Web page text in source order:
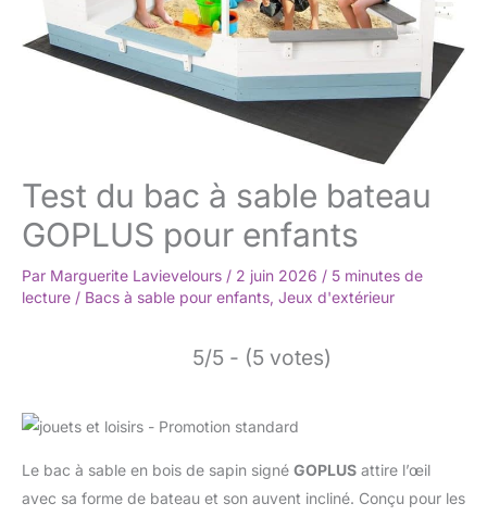
Test du bac à sable bateau
GOPLUS pour enfants
Par Marguerite Lavievelours / 2 juin 2026 / 5 minutes de
lecture / Bacs à sable pour enfants, Jeux d'extérieur
5/5 - (5 votes)
Le bac à sable en bois de sapin signé GOPLUS attire l’œil
avec sa forme de bateau et son auvent incliné. Conçu pour les